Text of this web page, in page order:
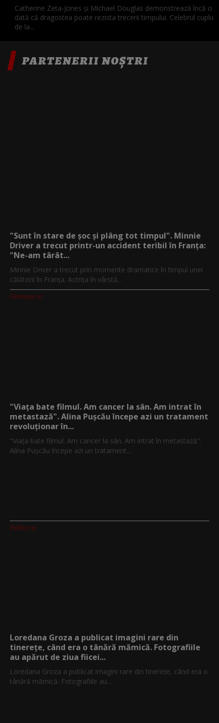
Catherine Zeta-Jones și Michael Douglas demonstrează încă o
dată că dragostea poate rezista trecerii timpului. Celebrul cuplu
de la...
PARTENERII NOȘTRI
"Sunt în stare de șoc și plâng tot timpul". Minnie
Driver a trecut printr-un accident teribil în Franța:
"Ne-am târât...
Minnie Driver a trecut prin momente dramatice în timpul unei
călătorii în Franța. Actrița în vârstă...
Filmnow.ro
"Viața bate filmul. Am cancer la sân. Am intrat în
metastază". Alina Pușcău începe azi un tratament
revoluționar în...
"Viața bate filmul. Am cancer la sân. Am intrat în metastază".
Alina Pușcău începe azi un tratament...
PeRoz.ro
Loredana Groza a publicat imagini rare din
tinerețe, când era o tânără mămică. Fotografiile
au apărut de ziua fiicei...
Loredana Groza a publicat imagini rare din tinerețe, când era o
tânără mămică. Fotografiile au...